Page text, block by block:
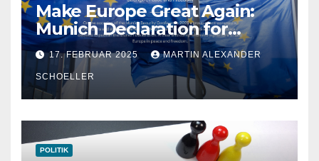
Make Europe Great Again:
Munich Declaration for
Strength, Peace and
Freedom
17. FEBRUAR 2025 MARTIN ALEXANDER
SCHOELLER
POLITIK